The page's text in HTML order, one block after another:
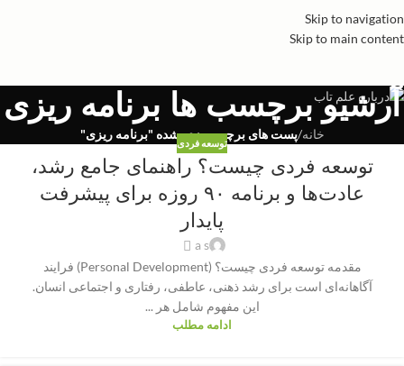
Skip to navigation
Skip to main content
آرشیو برچسب ها برنامه ریزی
خانه/پست های برچسب زده شده "برنامه ریزی"
توسعه فردی
توسعه فردی چیست؟ راهنمای جامع رشد،
عادت‌ها و برنامه ۹۰ روزه برای پیشرفت
پایدار
a s
مقدمه توسعه فردی چیست؟ (Personal Development) فرایند
آگاهانه‌ای است برای رشد ذهنی، عاطفی، رفتاری و اجتماعی انسان.
این مفهوم شامل هر ...
ادامه مطلب